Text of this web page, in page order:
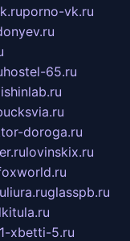
porno-vk.ru
hostel-65.ru
doroga.ru
lovinskix.ru
liura.ruglasspb.ru
xbetti-5.ru